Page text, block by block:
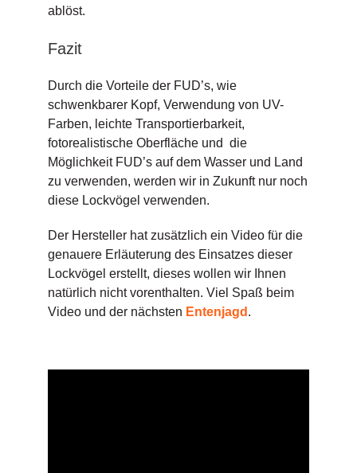
ablöst.
Fazit
Durch die Vorteile der FUD’s, wie
schwenkbarer Kopf, Verwendung von UV-
Farben, leichte Transportierbarkeit,
fotorealistische Oberfläche und die
Möglichkeit FUD’s auf dem Wasser und Land
zu verwenden, werden wir in Zukunft nur noch
diese Lockvögel verwenden.
Der Hersteller hat zusätzlich ein Video für die
genauere Erläuterung des Einsatzes dieser
Lockvögel erstellt, dieses wollen wir Ihnen
natürlich nicht vorenthalten. Viel Spaß beim
Video und der nächsten Entenjagd .